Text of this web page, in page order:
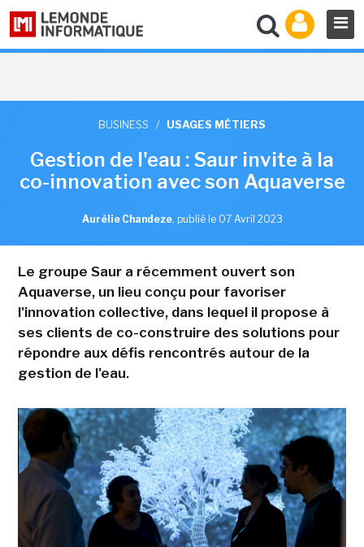
BUSINESS / USAGES MÉTIERS
Gestion de l'eau : Saur invite à la
co-innovation avec son Aquaverse
Aurélie Chandeze, publié le 07 Avril 2023
Le groupe Saur a récemment ouvert son
Aquaverse, un lieu conçu pour favoriser
l'innovation collective, dans lequel il propose à
ses clients de co-construire des solutions pour
répondre aux défis rencontrés autour de la
gestion de l'eau.